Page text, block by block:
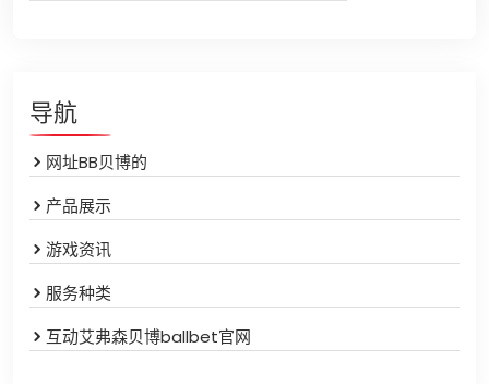
导航
网址BB贝博的
产品展示
游戏资讯
服务种类
互动艾弗森贝博ballbet官网